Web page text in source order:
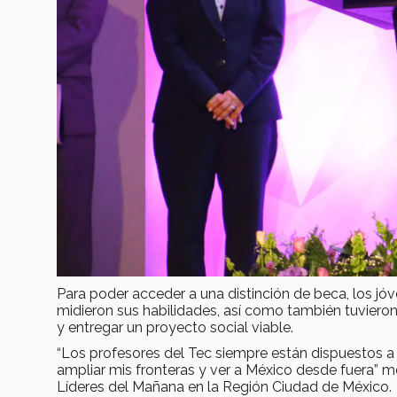
Para poder acceder a una distinción de beca, los
midieron sus habilidades, así como también
y entregar un proyecto social viable.
“Los profesores del Tec siempre están dispuestos
ampliar mis fronteras y ver a México desde fuera”
Líderes del Mañana en la Región Ciudad de México.